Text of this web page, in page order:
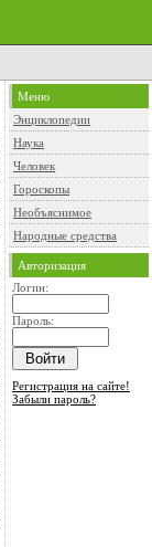
Меню
Энциклопедии
Наука
Человек
Гороскопы
Необъяснимое
Народные средства
Авторизация
Логин:
Пароль:
Регистрация на сайте!
Забыли пароль?